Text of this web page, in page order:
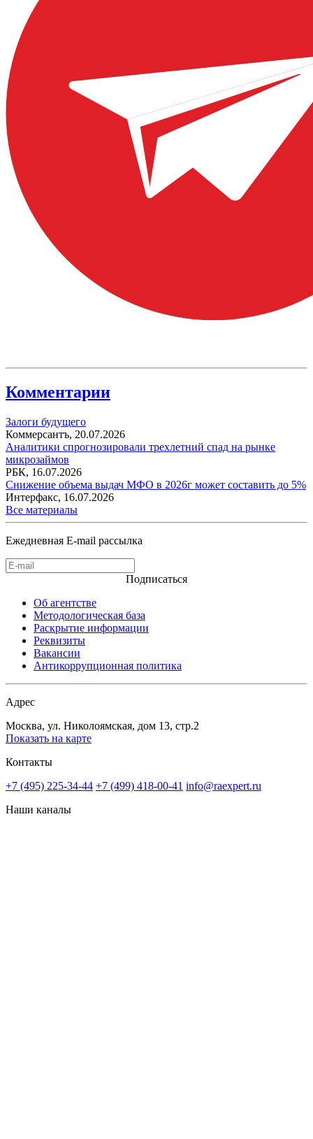
Комментарии
Залоги будущего
Коммерсантъ, 20.07.2026
Аналитики спрогнозировали трехлетний спад на рынке
микрозаймов
РБК, 16.07.2026
Снижение объема выдач МФО в 2026г может составить до 5%
Интерфакс, 16.07.2026
Все материалы
Ежедневная E-mail рассылка
Подписаться
Об агентстве
Методологическая база
Раскрытие информации
Реквизиты
Вакансии
Антикоррупционная политика
Адрес
Москва, ул. Николоямская, дом 13, стр.2
Показать на карте
Контакты
+7 (495) 225-34-44 +7 (499) 418-00-41 info@raexpert.ru
Наши каналы